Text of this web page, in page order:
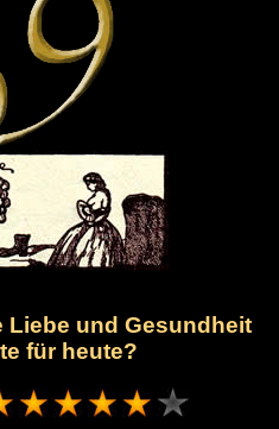
Liebe und Gesundheit
für heute?